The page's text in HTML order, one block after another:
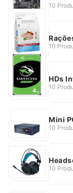
10
10
HDs
10
Mini
10
10